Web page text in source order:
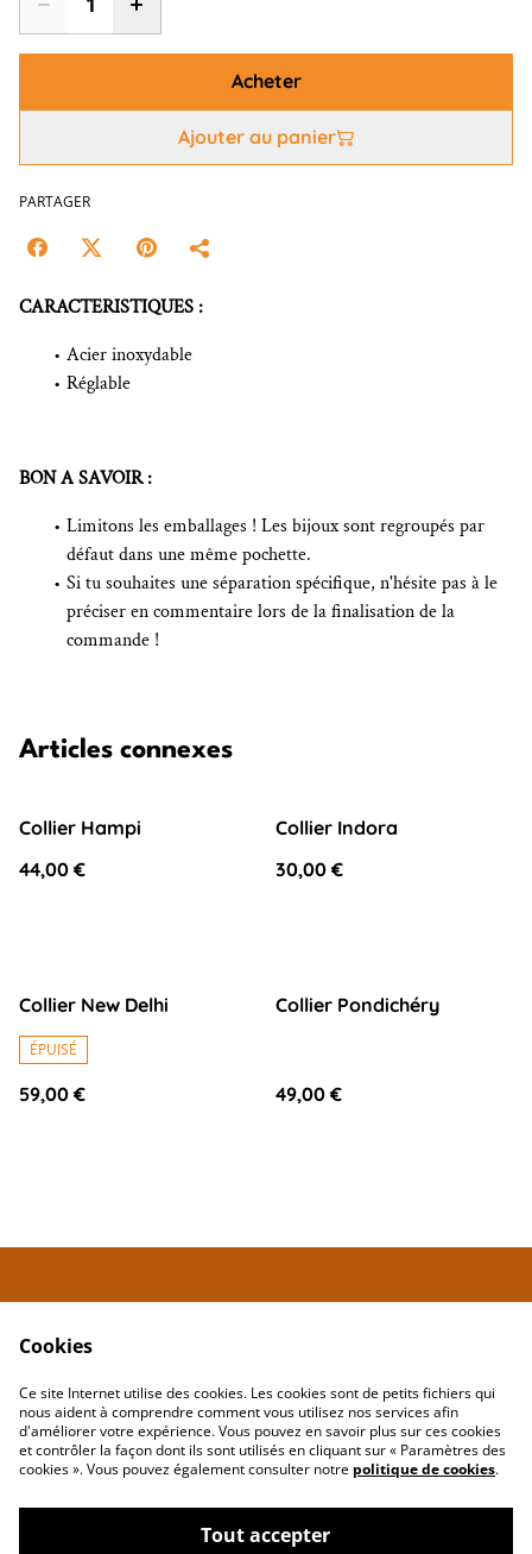
Acheter
Ajouter au panier
PARTAGER
CARACTERISTIQUES :
Acier inoxydable
Réglable
BON A SAVOIR :
Limitons les emballages ! Les bijoux sont regroupés par
défaut dans une même pochette.
Si tu souhaites une séparation spécifique, n'hésite pas à le
préciser en commentaire lors de la finalisation de la
commande !
Articles connexes
Collier Hampi
44,00 €
Collier Indora
30,00 €
Collier New Delhi
ÉPUISÉ
59,00 €
Collier Pondichéry
49,00 €
confidentialité
Cookies
Ce site Internet utilise des cookies. Les cookies sont de petits fichiers qui
nous aident à comprendre comment vous utilisez nos services afin
d'améliorer votre expérience. Vous pouvez en savoir plus sur ces cookies
et contrôler la façon dont ils sont utilisés en cliquant sur « Paramètres des
cookies ». Vous pouvez également consulter notre politique de cookies.
Tout accepter